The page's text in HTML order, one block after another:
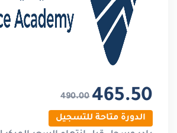
465.50
490.00
الدورة متاحة للتسجيل